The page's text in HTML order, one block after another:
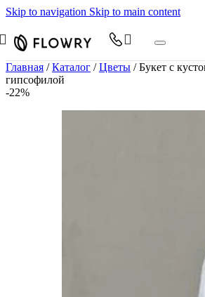
Skip to navigation Skip to main content
Главная /Каталог /Цветы /Букет с
гипсофилой
-22%